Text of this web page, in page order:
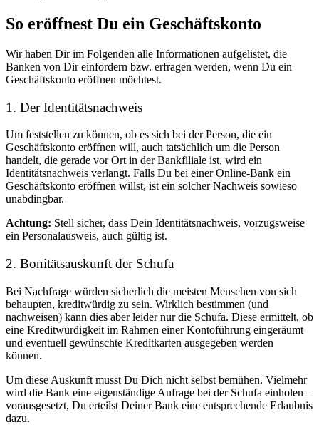
So eröffnest Du ein Geschäftskonto
Wir haben Dir im Folgenden alle Informationen aufgelistet, die
Banken von Dir einfordern bzw. erfragen werden, wenn Du ein
Geschäftskonto eröffnen möchtest.
1. Der Identitätsnachweis
Um feststellen zu können, ob es sich bei der Person, die ein
Geschäftskonto eröffnen will, auch tatsächlich um die Person
handelt, die gerade vor Ort in der Bankfiliale ist, wird ein
Identitätsnachweis verlangt. Falls Du bei einer Online-Bank ein
Geschäftskonto eröffnen willst, ist ein solcher Nachweis sowieso
unabdingbar.
Achtung: Stell sicher, dass Dein Identitätsnachweis, vorzugsweise
ein Personalausweis, auch gültig ist.
2. Bonitätsauskunft der Schufa
Bei Nachfrage würden sicherlich die meisten Menschen von sich
behaupten, kreditwürdig zu sein. Wirklich bestimmen (und
nachweisen) kann dies aber leider nur die Schufa. Diese ermittelt, ob
eine Kreditwürdigkeit im Rahmen einer Kontoführung eingeräumt
und eventuell gewünschte Kreditkarten ausgegeben werden
können.
Um diese Auskunft musst Du Dich nicht selbst bemühen. Vielmehr
wird die Bank eine eigenständige Anfrage bei der Schufa einholen –
vorausgesetzt, Du erteilst Deiner Bank eine entsprechende Erlaubnis
dazu.